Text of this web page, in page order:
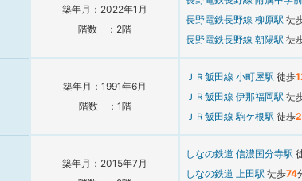
築年月：2022年1月
階数 ：2階
長野電鉄長野線 柳原駅 徒
長野電鉄長野線 朝陽駅 徒
築年月：1991年6月
階数 ：1階
ＪＲ飯田線 小町屋駅 徒歩
ＪＲ飯田線 伊那福岡駅 徒
ＪＲ飯田線駒ケ根駅 徒歩
築年月：2015年7月
しなの鉄道 信濃国分寺駅
しなの鉄道 上田駅 徒歩74